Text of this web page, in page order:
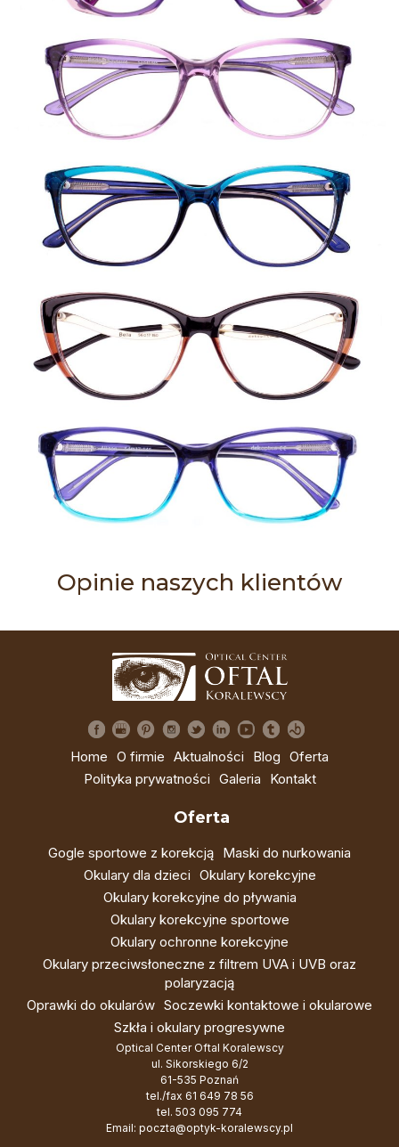
Opinie naszych klientów
Home O firmie Aktualności Blog Oferta
Polityka prywatności Galeria Kontakt
Oferta
Gogle sportowe z korekcją Maski do nurkowania
Okulary dla dzieci Okulary korekcyjne
Okulary korekcyjne do pływania
Okulary korekcyjne sportowe
Okulary ochronne korekcyjne
Okulary przeciwsłoneczne z filtrem UVA i UVB oraz
polaryzacją
Oprawki do okularów Soczewki kontaktowe i okularowe
Szkła i okulary progresywne
Optical Center Oftal Koralewscy
ul. Sikorskiego 6/2
61-535 Poznań
tel./fax 61 649 78 56
tel. 503 095 774
Email: poczta@optyk-koralewscy.pl